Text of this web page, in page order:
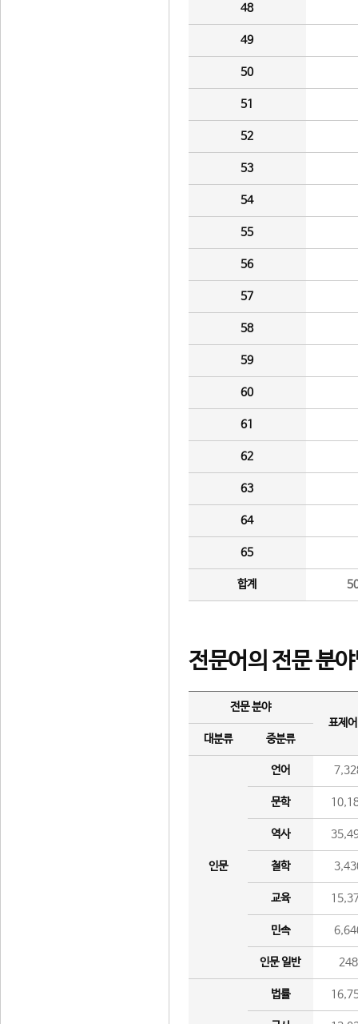
48
49
50
51
52
53
54
55
56
57
58
59
60
61
62
63
64
65
합계
전문어의 전문 분
전문 분야
표제
대분류
중분류
인문
언어
문학
역사
철학
교육
민속
인문 일반 248
법률